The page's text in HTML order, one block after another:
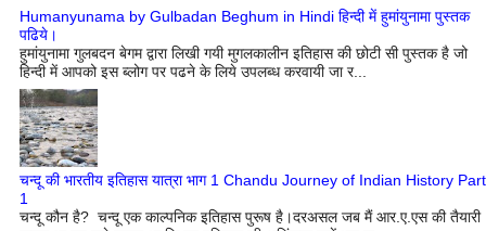
Humanyunama by Gulbadan Beghum in Hindi हिन्दी में हुमांयुनामा पुस्तक
पढिये।
हुमांयुनामा गुलबदन बेगम द्वारा लिखी गयी मुगलकालीन इतिहास की छोटी सी पुस्तक है जो
हिन्दी में आपको इस ब्लोग पर पढने के लिये उपलब्ध करवायी जा र...
चन्दू की भारतीय इतिहास यात्रा भाग 1 Chandu Journey of Indian History Part
1
चन्दू कौन है? चन्दू एक काल्पनिक इतिहास पुरूष है।दरअसल जब मैं आर.ए.एस की तैयारी